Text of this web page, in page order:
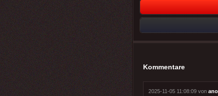
Kommentare
2025-11-05 11:08:09 von